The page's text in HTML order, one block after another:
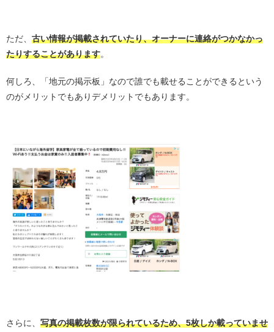
ただ、 古い情報が掲載されていたり、オーナーに連絡がつかなかっ
たりすることがあります。
何しろ、「地元の掲示板」なので誰でも載せることができるという
のがメリットでもありデメリットでもあります。
さらに、 写真の掲載枚数が限られているため、5枚しか載っていませ